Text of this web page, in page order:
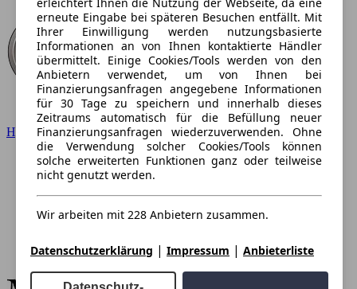
Hyundai
erneute Eingabe bei späteren Besuchen entfällt. Mit
Ihrer Einwilligung werden nutzungsbasierte
Informationen an von Ihnen kontaktierte Händler
übermittelt. Einige Cookies/Tools werden von den
Anbietern verwendet, um von Ihnen bei
Finanzierungsanfragen angegebene Informationen
für 30 Tage zu speichern und innerhalb dieses
Zeitraums automatisch für die Befüllung neuer
Finanzierungsanfragen wiederzuverwenden. Ohne
die Verwendung solcher Cookies/Tools können
solche erweiterten Funktionen ganz oder teilweise
nicht genutzt werden.
Wir arbeiten mit 228 Anbietern zusammen.
Datenschutzerklärung | Impressum | Anbieterliste